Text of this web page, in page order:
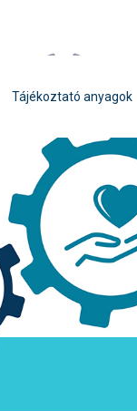
Tájékoztató anyagok